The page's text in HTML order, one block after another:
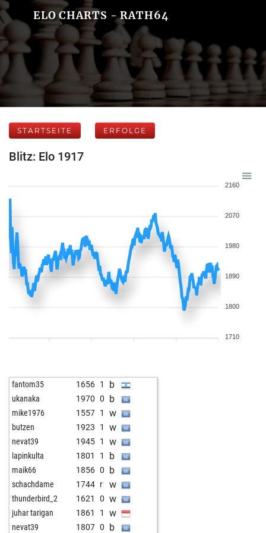
ELO CHARTS - RATH64
STARTSEITE ERFOLGE
Blitz: Elo 1917
2160
2070
1980
1890
1800
1710
fantom35 1656 1 b
ukanaka 1970 0 b
mike1976 1557 1 w
butzen 1923 1 w
nevat39 1945 1 w
lapinkulta 1801 1 b
maik66 1856 0 b
schachdame 1744 r w
thunderbird_2 1621 0 w
juhar tarigan 1861 1 w
nevat39 1807 0 b